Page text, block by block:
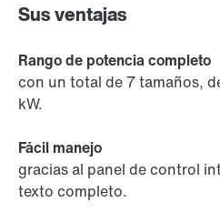
Sus ventajas
Rango de potencia completo
con un total de 7 tamaños,
kW.
Fácil manejo
gracias al panel de control
texto completo.